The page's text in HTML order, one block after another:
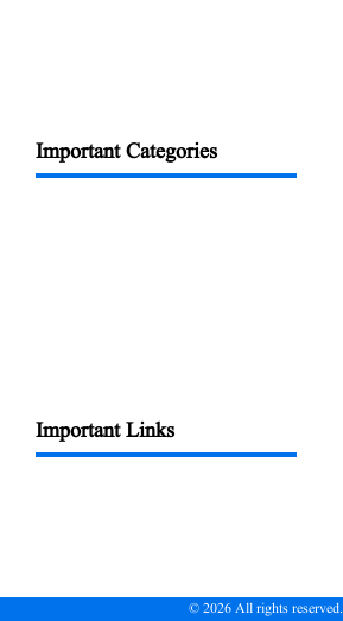
Important Categories
Important Links
©2026All rights reserved.